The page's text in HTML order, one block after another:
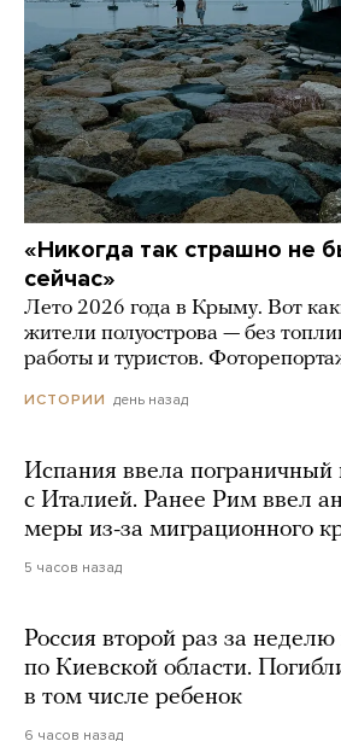
«Никогда так страшно не
сейчас»
Лето 2026 года в Крыму. Вот
жители полуострова — без
работы и туристов.
ИСТОРИИ день назад
Испания ввела пограничный
с Италией. Ранее Рим ввел
меры из-за миграционного
5 часов назад
Россия второй раз за
по Киевской области.
в том числе ребенок
6 часов назад